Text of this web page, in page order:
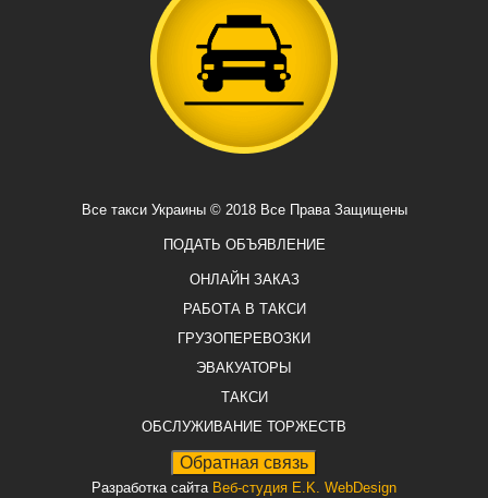
Все такси Украины © 2018 Все Права Защищены
ПОДАТЬ ОБЪЯВЛЕНИЕ
ОНЛАЙН ЗАКАЗ
РАБОТА В ТАКСИ
ГРУЗОПЕРЕВОЗКИ
ЭВАКУАТОРЫ
ТАКСИ
ОБСЛУЖИВАНИЕ ТОРЖЕСТВ
Разработка сайта Веб-студия E.K. WebDesign